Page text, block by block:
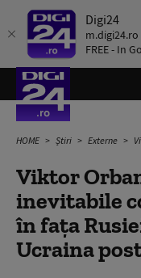
Digi24
m.digi24.ro
FREE - In
HOME Știri Externe
Viktor
inevitabile
în fața
Ucraina